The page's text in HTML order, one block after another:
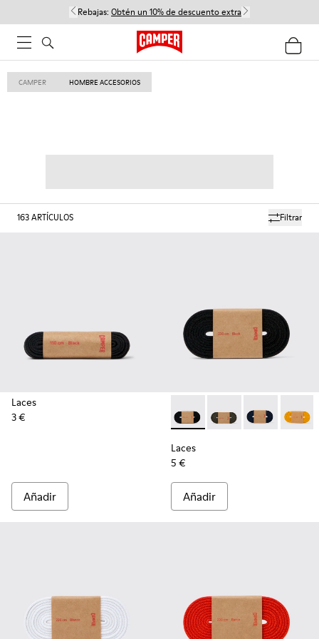
Rebajas: Obtén un 10% de descuento extra
CAMPER HOMBRE ACCESORIOS
Filtrar
163ARTÍCULOS
Laces
3 €
Añadir
Laces - KL00002-001 -
Laces - KL00002-
Laces -Laces
Laces
5 €
Añadir